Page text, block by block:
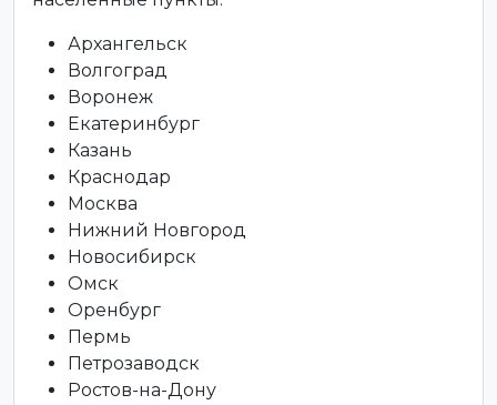
Архангельск
Волгоград
Воронеж
Екатеринбург
Казань
Краснодар
Москва
Нижний Новгород
Новосибирск
Омск
Оренбург
Пермь
Петрозаводск
Ростов-на-Дону